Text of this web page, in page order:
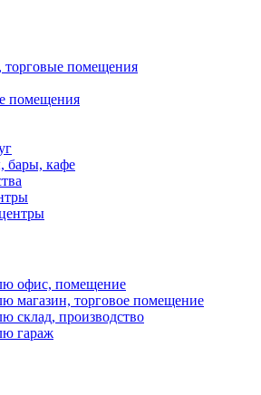
помещения
помещения
бары, кафе
офис, помещение
магазин, торговое помещение
склад, производство
гараж